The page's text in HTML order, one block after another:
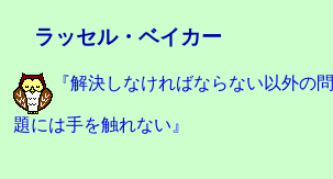
ラッセル・ベイカー
『解決しなければならない以外の問
題には手を触れない』